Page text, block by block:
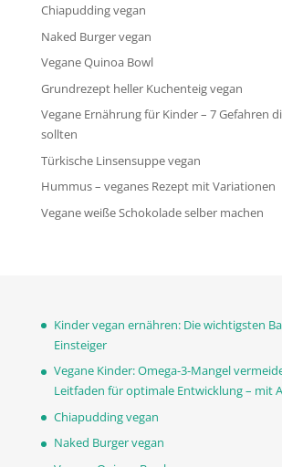
Chiapudding vegan
Naked Burger vegan
Vegane Quinoa Bowl
Grundrezept heller Kuchenteig vegan
Vegane Ernährung für Kinder – 7 Gefahren
sollten
Türkische Linsensuppe vegan
Hummus – veganes Rezept mit Variationen
Vegane weiße Schokolade selber machen
Kinder vegan ernähren: Die wichtigsten
Einsteiger
Vegane Kinder: Omega-3-Mangel
Leitfaden für optimale Entwicklung – mit
Chiapudding vegan
Naked Burger vegan